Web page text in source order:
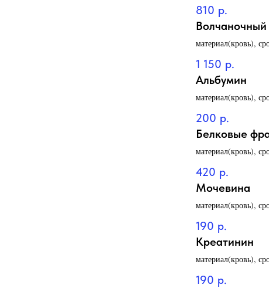
810 р.
Волчаночный
материал(кровь),
1 150 р.
Альбумин
материал(кровь),
200 р.
Белковые
материал(кровь),
420 р.
Мочевина
материал(кровь),
190 р.
Креатинин
материал(кровь),
190 р.